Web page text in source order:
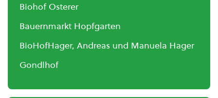
Biohof Osterer
Bauernmarkt Hopfgarten
BioHofHager, Andreas und Manuela Hager
Gondlhof